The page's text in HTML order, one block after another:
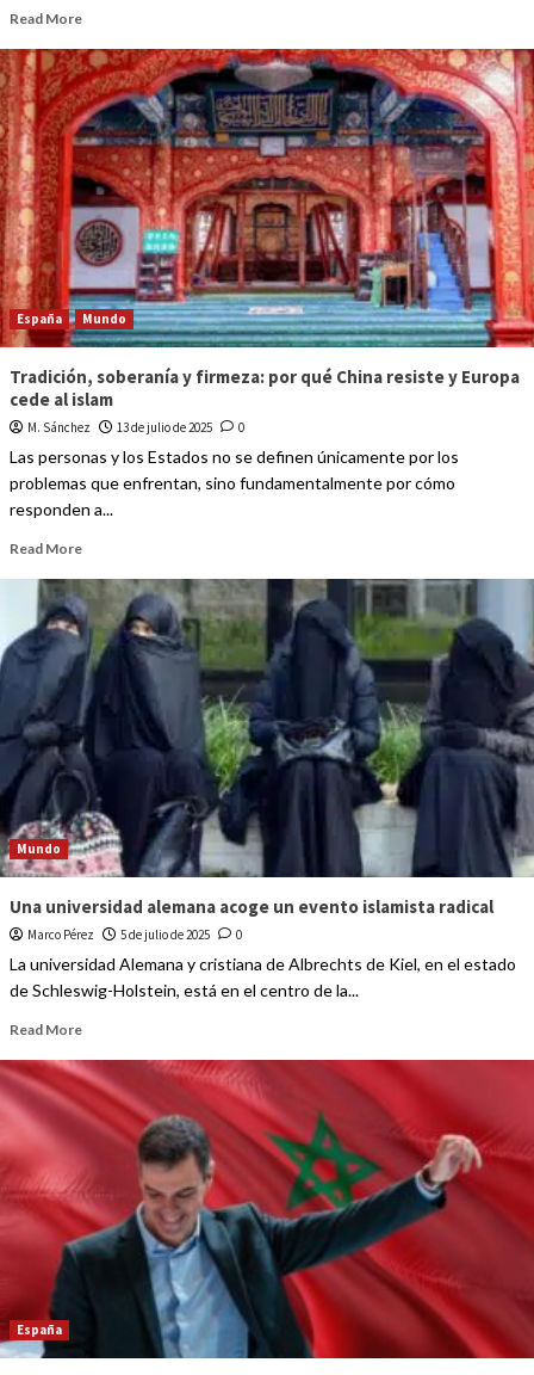
Read More
España Mundo
Tradición, soberanía y firmeza: por qué China resiste y Europa
cede al islam
M. Sánchez 13 de julio de 2025 0
Las personas y los Estados no se definen únicamente por los
problemas que enfrentan, sino fundamentalmente por cómo
responden a...
Read More
Mundo
Una universidad alemana acoge un evento islamista radical
Marco Pérez 5 de julio de 2025 0
La universidad Alemana y cristiana de Albrechts de Kiel, en el estado
de Schleswig-Holstein, está en el centro de la...
Read More
España